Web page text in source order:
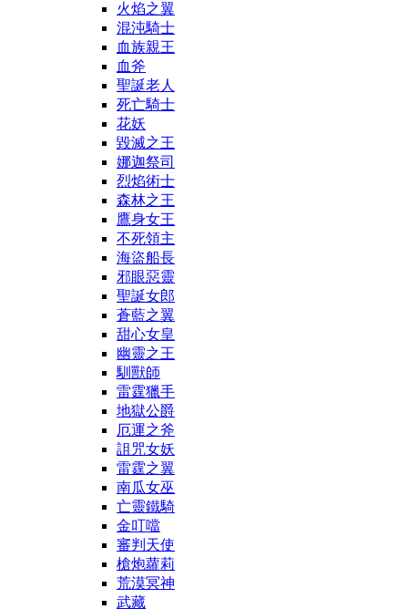
火焰之翼
混沌騎士
血族親王
血斧
聖誕老人
死亡騎士
花妖
毀滅之王
娜迦祭司
烈焰術士
森林之王
鷹身女王
不死領主
海盜船長
邪眼惡靈
聖誕女郎
蒼藍之翼
甜心女皇
幽靈之王
馴獸師
雷霆獵手
地獄公爵
厄運之斧
詛咒女妖
雷霆之翼
南瓜女巫
亡靈鐵騎
金叮噹
審判天使
槍炮蘿莉
荒漠冥神
武藏